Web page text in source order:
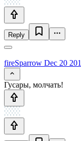
Reply
fireSparrow Dec 20
Гусары, молчать!